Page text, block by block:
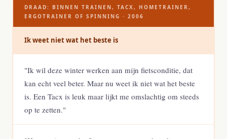
DRAAD: BINNEN TRAINEN, TACX, HOMETRAINER,
ERGOTRAINER OF SPINNING · 2006
Ik weet niet wat het beste is
"Ik wil deze winter werken aan mijn fietsconditie, dat
kan echt veel beter. Maar nu weet ik niet wat het beste
is. Een Tacx is leuk maar lijkt me omslachtig om steeds
op te zetten."